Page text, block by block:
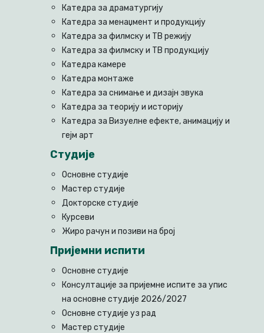
Катедра за драматургију
Катедра за менаџмент и продукцију
Катедра за филмску и ТВ режију
Катедра за филмску и ТВ продукцију
Катедра камере
Катедра монтаже
Катедра за снимање и дизајн звука
Катедра за теорију и историју
Катедра за Визуелне ефекте, анимацију и
гејм арт
Студије
Основне студије
Мастер студије
Докторске студије
Курсеви
Жиро рачун и позиви на број
Пријемни испити
Основне студије
Консултације за пријемне испите за упис
на основне студије 2026/2027
Основне студије уз рад
Мастер студије